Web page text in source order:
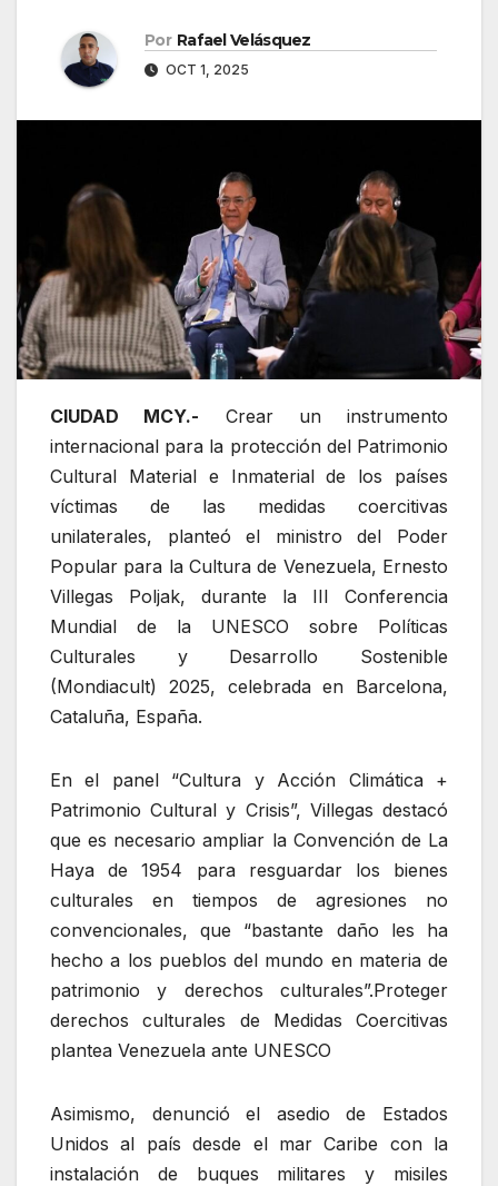
Por Rafael Velásquez
OCT 1, 2025
CIUDAD MCY.- Crear un instrumento
internacional para la protección del Patrimonio
Cultural Material e Inmaterial de los países
víctimas de las medidas coercitivas
unilaterales, planteó el ministro del Poder
Popular para la Cultura de Venezuela, Ernesto
Villegas Poljak, durante la III Conferencia
Mundial de la UNESCO sobre Políticas
Culturales y Desarrollo Sostenible
(Mondiacult) 2025, celebrada en Barcelona,
Cataluña, España.
En el panel “Cultura y Acción Climática +
Patrimonio Cultural y Crisis”, Villegas destacó
que es necesario ampliar la Convención de La
Haya de 1954 para resguardar los bienes
culturales en tiempos de agresiones no
convencionales, que “bastante daño les ha
hecho a los pueblos del mundo en materia de
patrimonio y derechos culturales”.Proteger
derechos culturales de Medidas Coercitivas
plantea Venezuela ante UNESCO
Asimismo, denunció el asedio de Estados
Unidos al país desde el mar Caribe con la
instalación de buques militares y misiles